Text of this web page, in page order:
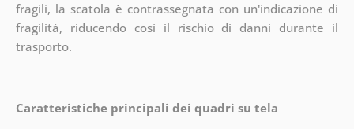
fragili, la scatola è contrassegnata con un'indicazione di
fragilità, riducendo così il rischio di danni durante il
trasporto.
Caratteristiche principali dei quadri su tela